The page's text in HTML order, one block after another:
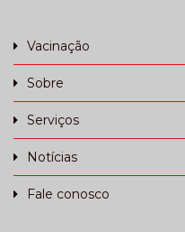
Vacinação
Sobre
Serviços
Notícias
Fale conosco